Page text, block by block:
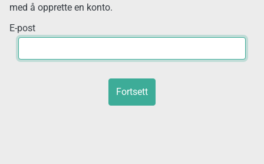
med å opprette en konto.
E-post
Fortsett